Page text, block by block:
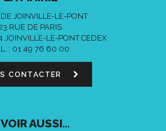
JOINVILLE-LE-PONT
RUE DE PARIS
JOINVILLE-LE-PONT CEDEX
: 01 49 76 60 00
CONTACTER
AUSSI...